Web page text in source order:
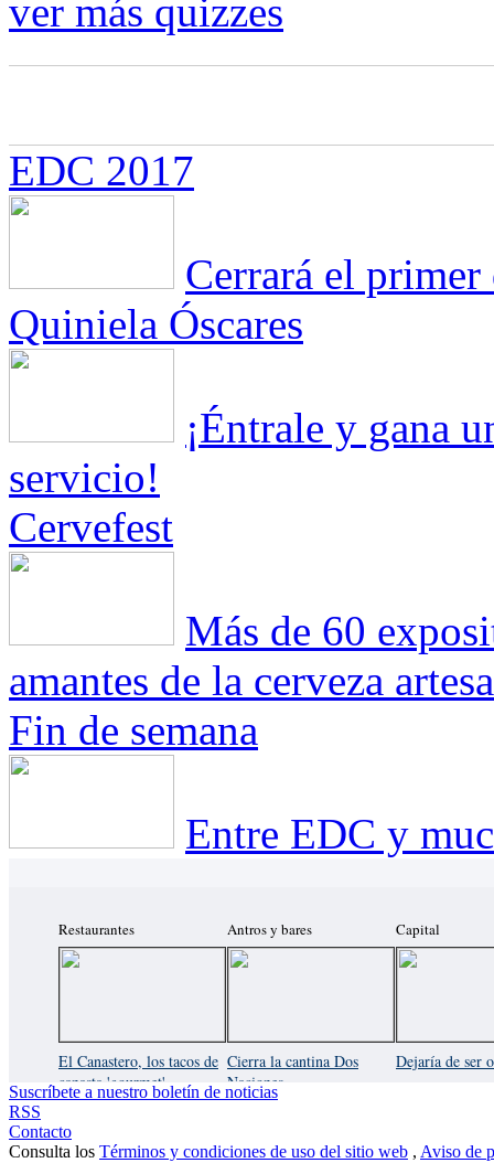
ver más quizzes
EDC 2017
Cerrará el
Quiniela Óscares
¡Éntrale y gana
servicio!
Cervefest
Más de 60
amantes de la cerveza
Fin de semana
Entre EDC y
Restaurantes
El Canastero, los tacos de
canasta 'gourmet'
Antros y bares
Cierra la cantina Dos
Naciones
Capital
Dejaría de ser
Suscríbete a nuestro boletín de noticias
RSS
Contacto
Consulta los Términos y condiciones de uso del sitio web , Aviso de